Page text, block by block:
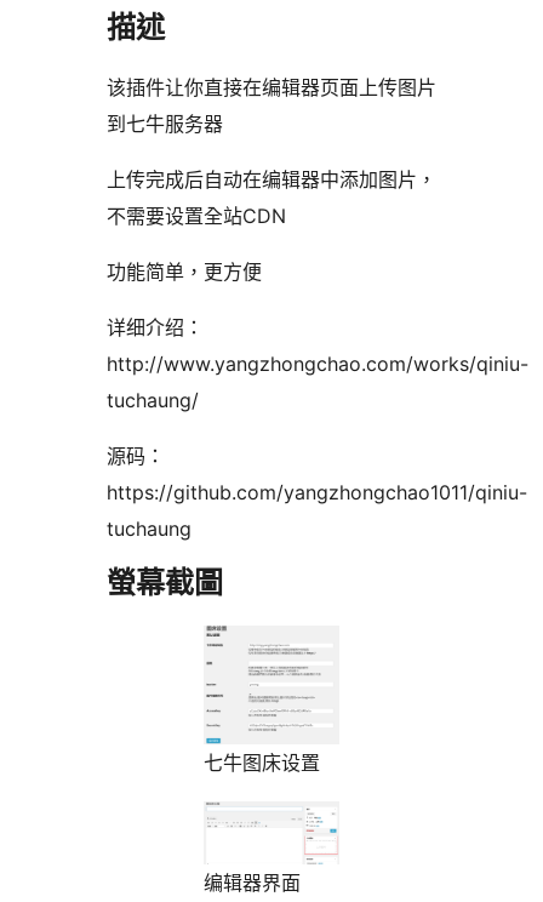
描述
该插件让你直接在编辑器页面上传图片
到七牛服务器
上传完成后自动在编辑器中添加图片，
不需要设置全站CDN
功能简单，更方便
详细介绍：
http://www.yangzhongchao.com/works/qiniu-
tuchaung/
源码：
https://github.com/yangzhongchao1011/qiniu-
tuchaung
螢幕截圖
七牛图床设置
编辑器界面